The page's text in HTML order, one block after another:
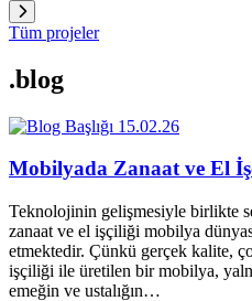
Tüm projeler
.blog
15.02.26
Mobilyada Zanaat ve El
Teknolojinin gelişmesiyle birlikte
zanaat ve el işçiliği mobilya
etmektedir. Çünkü gerçek kalite,
işçiliği ile üretilen bir mobilya,
emeğin ve ustalığın…